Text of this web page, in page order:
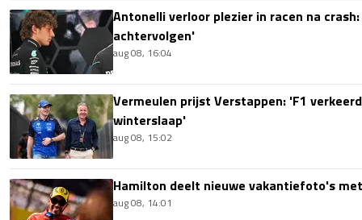
Antonelli verloor plezier in racen na
achtervolgen'
aug 08, 16:04
Vermeulen prijst Verstappen: 'F1
winterslaap'
aug 08, 15:02
Hamilton deelt nieuwe vakantiefoto's
aug 08, 14:01